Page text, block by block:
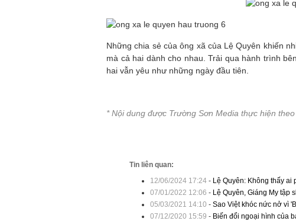
Những chia sẻ của ông xã của Lệ Quyên khiến
mà cả hai dành cho nhau. Trải qua hành trình
hai vẫn yêu như những ngày đầu tiên.
* Nội dung được Trường Sơn Media thực hiện theo
Tin liên quan:
12/06/2024 17:24- Lệ Quyên: Không thấy
07/01/2022 12:06 - Lệ Quyên, Giáng My tập
05/03/2021 14:10 - Sao Việt khóc nức nở vì
07/12/2020 15:59 - Biến đổi ngoại hình của